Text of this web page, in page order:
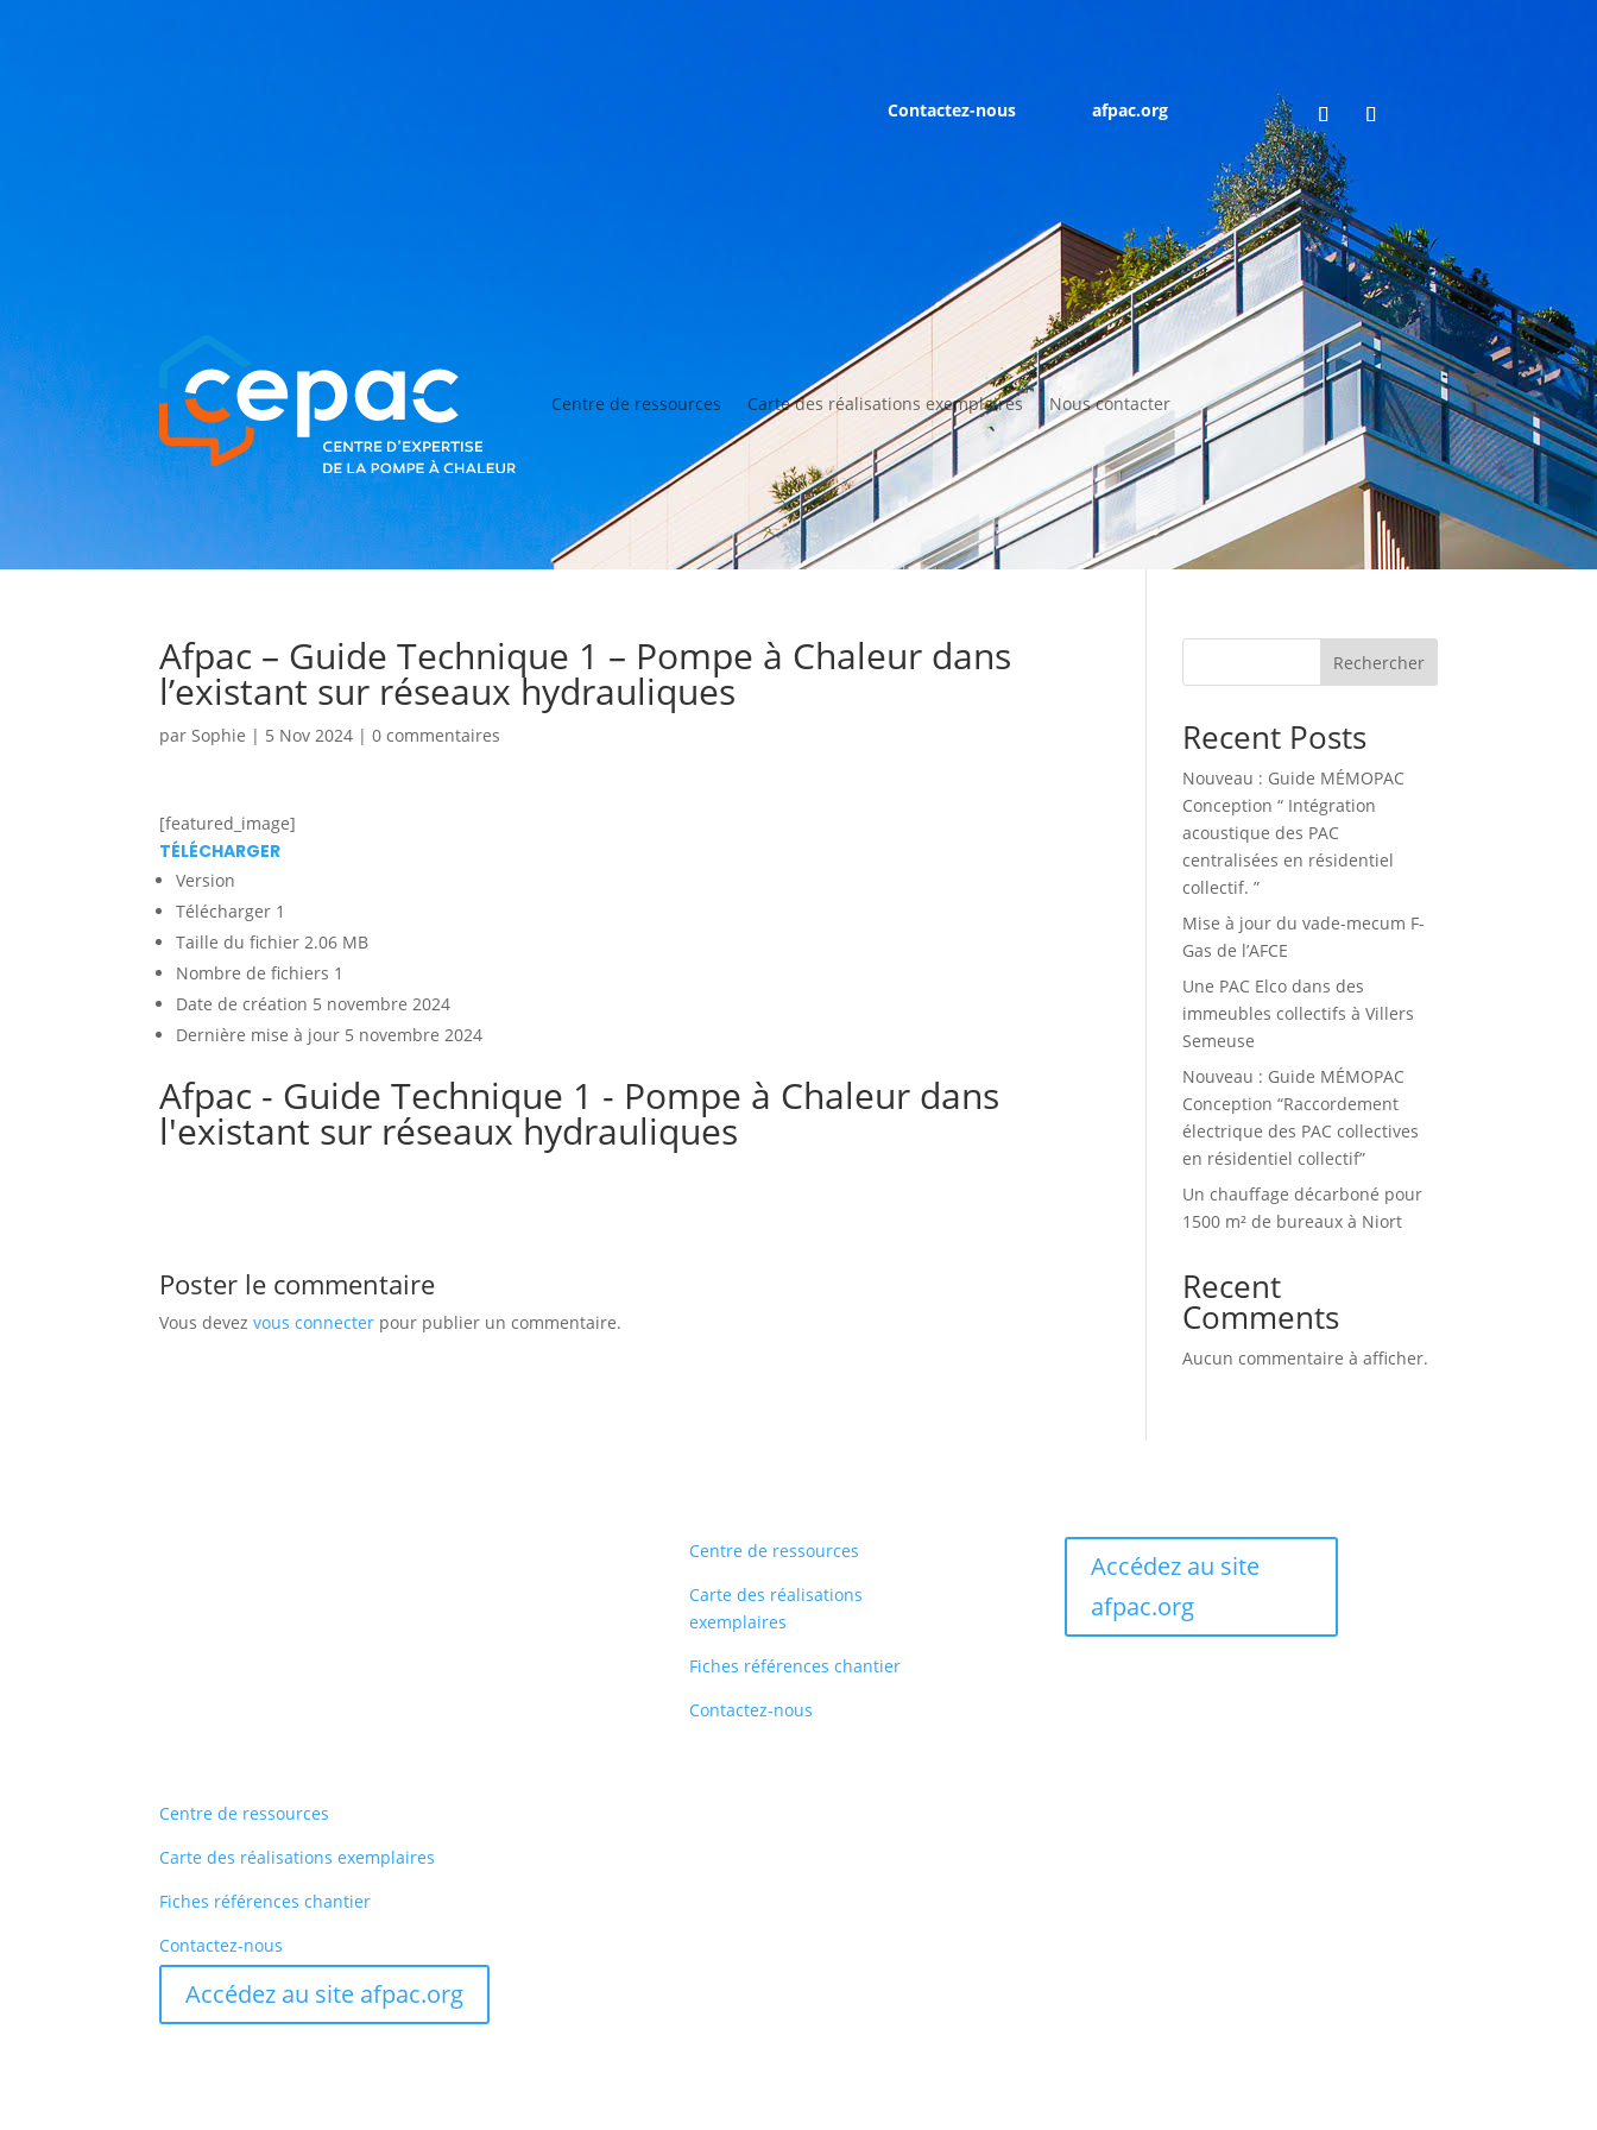
Contactez-nous afpac.org
Centre de ressources Carte des réalisations exemplaires Nous contacter
Afpac – Guide Technique 1 – Pompe à Chaleur dans
l’existant sur réseaux hydrauliques
parSophie | 5 Nov 2024 |0 commentaires
[featured_image]
TÉLÉCHARGER
Version
Télécharger 1
Taille du fichier2.06 MB
Nombre de fichiers 1
Date de création 5 novembre 2024
Dernière mise à jour 5 novembre 2024
Afpac - Guide Technique 1 - Pompe à Chaleur dans
l'existant sur réseaux hydrauliques
Poster le commentaire
Vous devezvous connecter pour publier un commentaire.
Rechercher
Recent Posts
Nouveau : Guide MÉMOPAC
Conception “ Intégration
acoustique des PAC
centralisées en résidentiel
collectif. ”
Mise à jour du vade-mecum F-
Gas de l’AFCE
Une PAC Elco dans des
immeubles collectifs à Villers
Semeuse
Nouveau : Guide MÉMOPAC
Conception “Raccordement
électrique des PAC collectives
en résidentiel collectif”
Un chauffage décarboné pour
1500 m² de bureaux à Niort
Recent
Comments
Aucun commentaire à afficher.
Centre de ressources
Carte des réalisations
exemplaires
Fiches références chantier
Contactez-nous
Accédez au site
afpac.org
Centre de ressources
Carte des réalisations exemplaires
Fiches références chantier
Contactez-nous
Accédez au site afpac.org